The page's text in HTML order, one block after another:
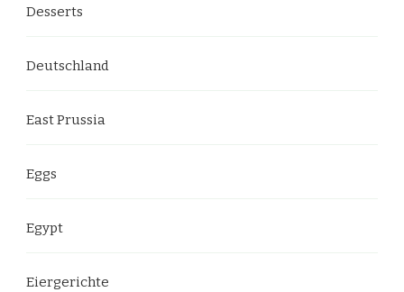
Desserts
Deutschland
East Prussia
Eggs
Egypt
Eiergerichte